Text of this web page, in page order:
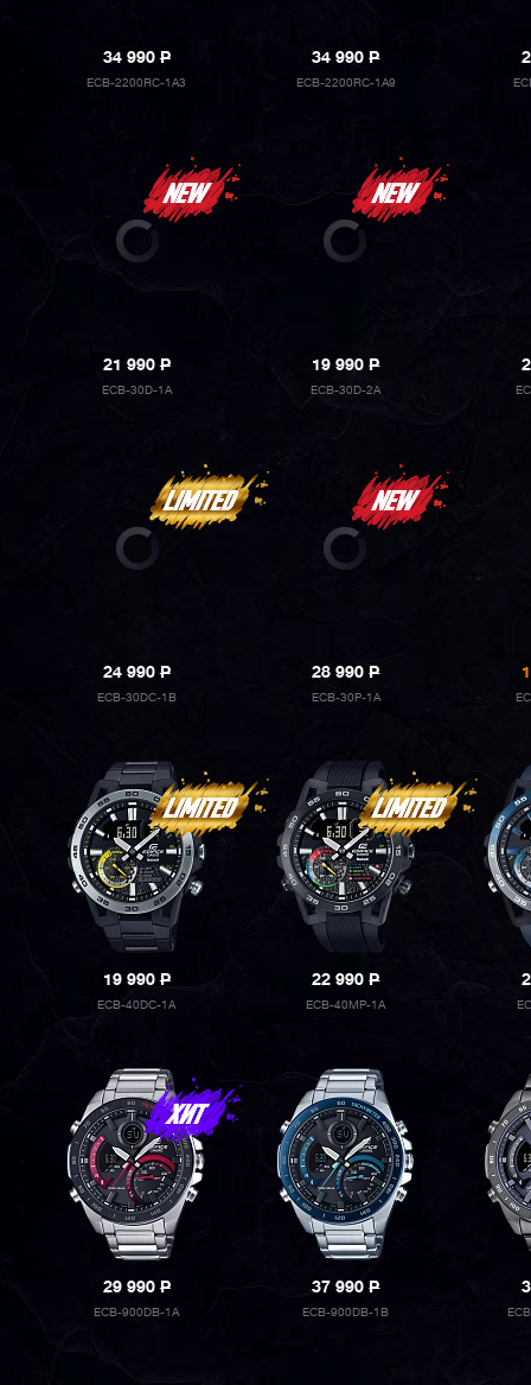
34 990P
ECB-2200RC-1A3
34 990P
ECB-2200RC-1A9
21 990P
ECB-30D-1A
19 990P
ECB-30D-2A
24 990P
ECB-30DC-1B
28 990P
ECB-30P-1A
19 990P
ECB-40DC-1A
22 990P
ECB-40MP-1A
29 990P
ECB-900DB-1A
37 990P
ECB-900DB-1B